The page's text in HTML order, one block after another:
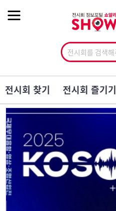
전시회 찾기 전시회 즐기기